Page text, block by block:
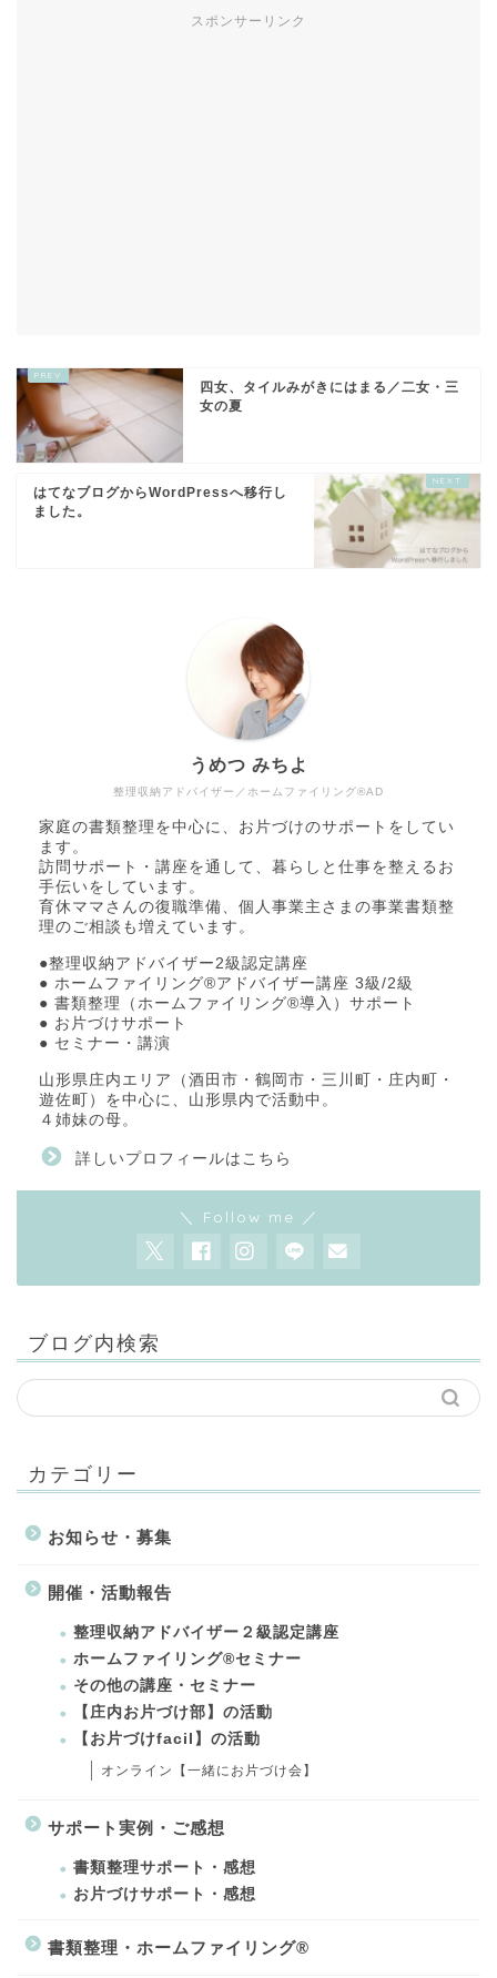
スポンサーリンク
四女、タイルみがきにはまる／二女・三
女の夏
はてなブログからWordPressへ移行し
ました。
整理収納アドバイザー／ホームファイリング®AD
うめつ みちよ
家庭の書類整理を中心に、お片づけのサポートをしてい
ます。
訪問サポート・講座を通して、暮らしと仕事を整えるお
手伝いをしています。
育休ママさんの復職準備、個人事業主さまの事業書類整
理のご相談も増えています。
●整理収納アドバイザー2級認定講座
● ホームファイリング®アドバイザー講座 3級/2級
● 書類整理（ホームファイリング®導入）サポート
● お片づけサポート
● セミナー・講演
山形県庄内エリア（酒田市・鶴岡市・三川町・庄内町・
遊佐町）を中心に、山形県内で活動中。
４姉妹の母。
詳しいプロフィールはこちら
＼ Follow me ／
ブログ内検索
カテゴリー
お知らせ・募集
開催・活動報告
整理収納アドバイザー２級認定講座
ホームファイリング®セミナー
その他の講座・セミナー
【庄内お片づけ部】の活動
【お片づけfacil】の活動
オンライン【一緒にお片づけ会】
サポート実例・ご感想
書類整理サポート・感想
お片づけサポート・感想
書類整理・ホームファイリング®